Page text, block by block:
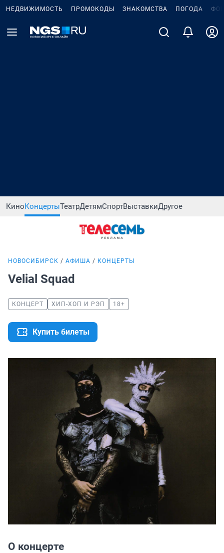
НЕДВИЖИМОСТЬ ПРОМОКОДЫ ЗНАКОМСТВА ПОГОДА
КиноКонцертыТеатрДетямСпортВыставкиДругое
НОВОСИБИРСК АФИША КОНЦЕРТЫ
Velial Squad
КОНЦЕРТ ХИП-ХОП И РЭП 18+
Купить билеты
О концерте